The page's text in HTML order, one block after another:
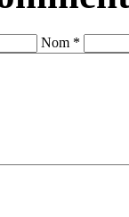
Nom *